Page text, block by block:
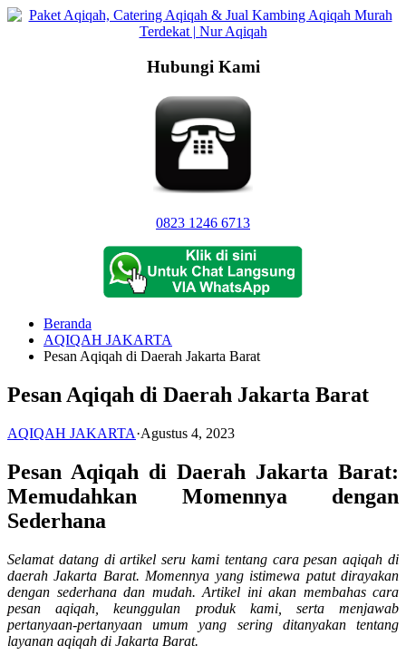
Langsung
Hubungi Kami
0823 1246 6713
Beranda
AQIQAH JAKARTA
Pesan Aqiqah di Daerah Jakarta Barat
Pesan Aqiqah di Daerah Jakarta Barat
AQIQAH JAKARTA·Agustus 4, 2023
Pesan Aqiqah di Daerah Jakarta Barat:
Memudahkan Momennya dengan
Sederhana
Selamat datang di artikel seru kami tentang cara pesan aqiqah di
daerah Jakarta Barat. Momennya yang istimewa patut dirayakan
dengan sederhana dan mudah. Artikel ini akan membahas cara
pesan aqiqah, keunggulan produk kami, serta menjawab
pertanyaan-pertanyaan umum yang sering ditanyakan tentang
layanan aqiqah di Jakarta Barat.